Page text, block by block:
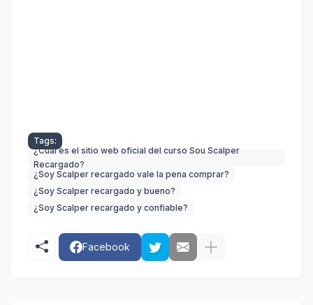
Tags:
¿Cuál es el sitio web oficial del curso Sou Scalper
Recargado?
¿Soy Scalper recargado vale la pena comprar?
¿Soy Scalper recargado y bueno?
¿Soy Scalper recargado y confiable?
Facebook